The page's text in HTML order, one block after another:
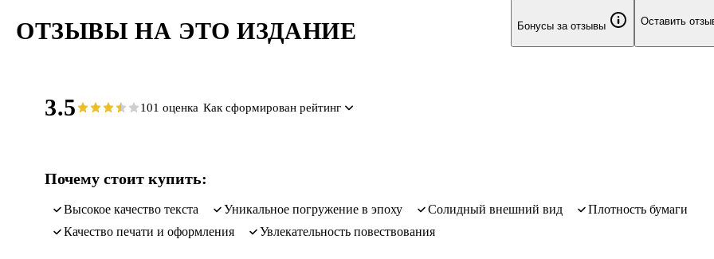
ОТЗЫВЫ НА ЭТО ИЗДАНИЕ Бонусы за отзывы Оставить
3.5 101 оценка Как сформирован рейтинг
Почему стоит купить:
Высокое качество текста Уникальное погружение в эпоху Солидный внешний вид
Плотность бумаги
Качество печати и оформления
Увлекательность повествования